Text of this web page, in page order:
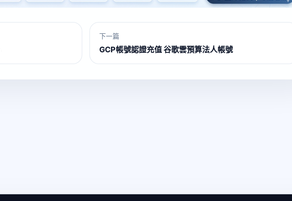
下一篇
GCP帳號認證充值 谷歌雲預算法人帳號